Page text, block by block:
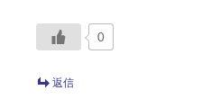
0
返信